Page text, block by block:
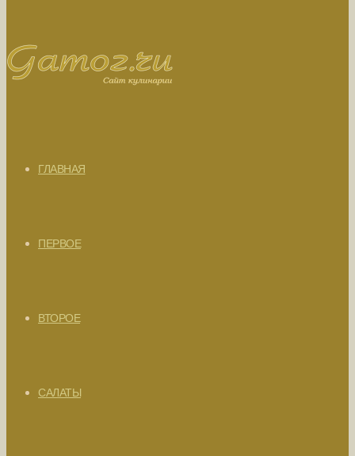
ГЛАВНАЯ
ПЕРВОЕ
ВТОРОЕ
САЛАТЫ